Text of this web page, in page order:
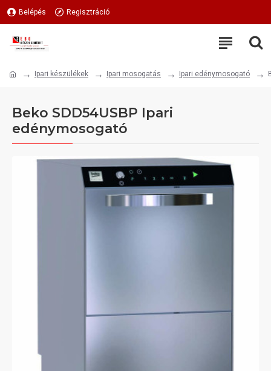
Belépés Regisztráció
Ipari készülékek Ipari mosogatás Ipari edénymosogató
Beko SDD54USBP Ipari
edénymosogató